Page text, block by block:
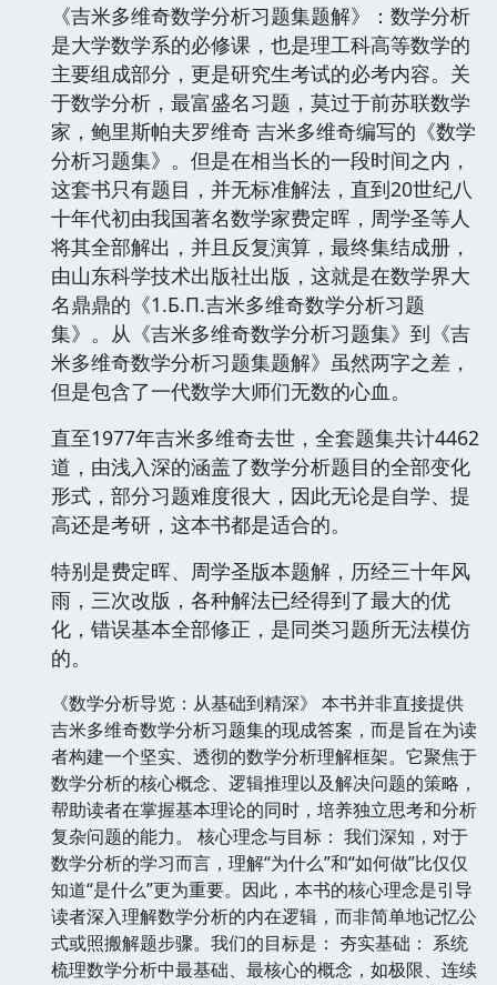
《吉米多维奇数学分析习题集题解》：数学分析
是大学数学系的必修课，也是理工科高等数学的
主要组成部分，更是研究生考试的必考内容。关
于数学分析，最富盛名习题，莫过于前苏联数学
家，鲍里斯帕夫罗维奇 吉米多维奇编写的《数学
分析习题集》。但是在相当长的一段时间之内，
这套书只有题目，并无标准解法，直到20世纪八
十年代初由我国著名数学家费定晖，周学圣等人
将其全部解出，并且反复演算，最终集结成册，
由山东科学技术出版社出版，这就是在数学界大
名鼎鼎的《1.Б.П.吉米多维奇数学分析习题
集》。从《吉米多维奇数学分析习题集》到《吉
米多维奇数学分析习题集题解》虽然两字之差，
但是包含了一代数学大师们无数的心血。
直至1977年吉米多维奇去世，全套题集共计4462
道，由浅入深的涵盖了数学分析题目的全部变化
形式，部分习题难度很大，因此无论是自学、提
高还是考研，这本书都是适合的。
特别是费定晖、周学圣版本题解，历经三十年风
雨，三次改版，各种解法已经得到了最大的优
化，错误基本全部修正，是同类习题所无法模仿
的。
《数学分析导览：从基础到精深》 本书并非直接提供
吉米多维奇数学分析习题集的现成答案，而是旨在为读
者构建一个坚实、透彻的数学分析理解框架。它聚焦于
数学分析的核心概念、逻辑推理以及解决问题的策略，
帮助读者在掌握基本理论的同时，培养独立思考和分析
复杂问题的能力。 核心理念与目标： 我们深知，对于
数学分析的学习而言，理解“为什么”和“如何做”比仅仅
知道“是什么”更为重要。因此，本书的核心理念是引导
读者深入理解数学分析的内在逻辑，而非简单地记忆公
式或照搬解题步骤。我们的目标是： 夯实基础： 系统
梳理数学分析中最基础、最核心的概念，如极限、连续